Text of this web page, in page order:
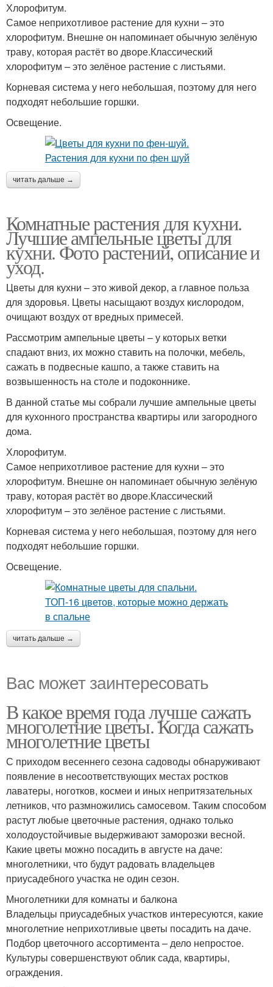
Хлорофитум.
Самое неприхотливое растение для кухни – это
хлорофитум. Внешне он напоминает обычную зелёную
траву, которая растёт во дворе.Классический
хлорофитум – это зелёное растение с листьями.
Корневая система у него небольшая, поэтому для него
подходят небольшие горшки.
Освещение.
читать дальше →
Комнатные растения для кухни.
Лучшие ампельные цветы для
кухни. Фото растений, описание и
уход.
Цветы для кухни – это живой декор, а главное польза
для здоровья. Цветы насыщают воздух кислородом,
очищают воздух от вредных примесей.
Рассмотрим ампельные цветы – у которых ветки
спадают вниз, их можно ставить на полочки, мебель,
сажать в подвесные кашпо, а также ставить на
возвышенность на столе и подоконнике.
В данной статье мы собрали лучшие ампельные цветы
для кухонного пространства квартиры или загородного
дома.
Хлорофитум.
Самое неприхотливое растение для кухни – это
хлорофитум. Внешне он напоминает обычную зелёную
траву, которая растёт во дворе.Классический
хлорофитум – это зелёное растение с листьями.
Корневая система у него небольшая, поэтому для него
подходят небольшие горшки.
Освещение.
читать дальше →
Вас может заинтересовать
В какое время года лучше сажать
многолетние цветы. Когда сажать
многолетние цветы
С приходом весеннего сезона садоводы обнаруживают
появление в несоответствующих местах ростков
лаватеры, ноготков, космеи и иных непритязательных
летников, что размножились самосевом. Таким способом
растут любые цветочные растения, однако только
холодоустойчивые выдерживают заморозки весной.
Какие цветы можно посадить в августе на даче:
многолетники, что будут радовать владельцев
приусадебного участка не один сезон.
Многолетники для комнаты и балкона
Владельцы приусадебных участков интересуются, какие
многолетние неприхотливые цветы посадить на даче.
Подбор цветочного ассортимента – дело непростое.
Культуры совершенствуют облик сада, квартиры,
ограждения.